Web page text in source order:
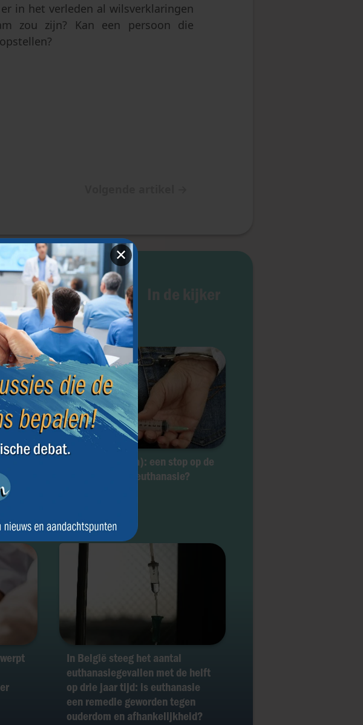
in het verleden al wilsverklaringen
zou zijn? Kan een persoon die
✕
Einde van het
leven
In de kijker
het
Alberta (Canada): een stop op de
uitbreiding van euthanasie?
In België steeg het aantal
euthanasiegevallen met de helft
op drie jaar tijd: is euthanasie
een remedie geworden tegen
ouderdom en afhankelijkheid?